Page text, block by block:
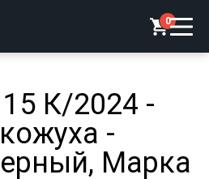
0
К/2024 -
-
Марка